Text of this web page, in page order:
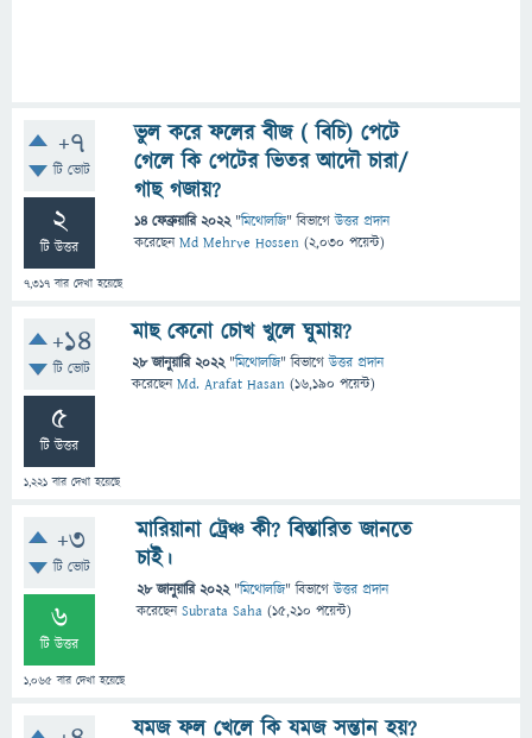
+7
টি ভোট
2
টি উত্তর
7,317 বার দেখা হয়েছে
ভুল করে ফলের বীজ ( বিচি) পেটে
গেলে কি পেটের ভিতর আদৌ চারা/
গাছ গজায়?
14 ফেব্রুয়ারি 2022 "মিথোলজি" বিভাগে উত্তর প্রদান
করেছেনMd Mehrve Hossen (2,030 পয়েন্ট)
+14
টি ভোট
5
টি উত্তর
1,221 বার দেখা হয়েছে
মাছ কেনো চোখ খুলে ঘুমায়?
28 জানুয়ারি 2022 "মিথোলজি" বিভাগে উত্তর প্রদান
করেছেনMd. Arafat Hasan (16,190 পয়েন্ট)
+3
টি ভোট
6
টি উত্তর
1,065 বার দেখা হয়েছে
মারিয়ানা ট্রেঞ্চ কী? বিস্তারিত জানতে
চাই।
28 জানুয়ারি 2022 "মিথোলজি" বিভাগে উত্তর প্রদান
করেছেনSubrata Saha (15,210 পয়েন্ট)
যমজ ফল খেলে কি যমজ সন্তান হয়?